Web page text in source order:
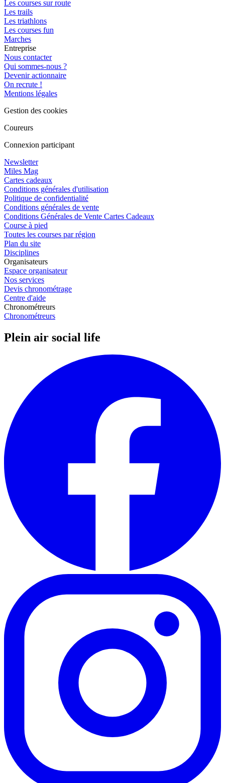
Les courses sur route
Les trails
Les triathlons
Les courses fun
Marches
Entreprise
Nous contacter
Qui sommes-nous ?
Devenir actionnaire
On recrute !
Mentions légales
Gestion des cookies
Coureurs
Connexion participant
Newsletter
Miles Mag
Cartes cadeaux
Conditions générales d'utilisation
Politique de confidentialité
Conditions générales de vente
Conditions Générales de Vente Cartes Cadeaux
Course à pied
Toutes les courses par région
Plan du site
Disciplines
Organisateurs
Espace organisateur
Nos services
Devis chronométrage
Centre d'aide
Chronométreurs
Chronométreurs
Plein air social life